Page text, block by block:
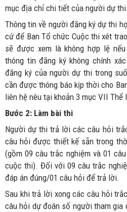
mục địa chỉ chi tiết của người dự thi.
Thông tin về người đăng ký dự thi
cứ để Ban Tổ chức Cuộc thi xét
sẽ được xem là không hợp lệ
thông tin đăng ký không chính
đăng ký của người dự thi trong
cần được thông báo kịp thời cho
liên hệ nêu tại khoản 3 mục VII Thể
Bước 2: Làm bài thi
Người dự thi trả lời các câu hỏi
câu hỏi được thiết kế sẵn trong
(gồm 09 câu trắc nghiệm và 01
cuộc thi). Đối với 09 câu trắc
đáp án đúng/01 câu hỏi để trả lời.
Sau khi trả lời xong các câu hỏi
câu hỏi dự đoán số người tham gia